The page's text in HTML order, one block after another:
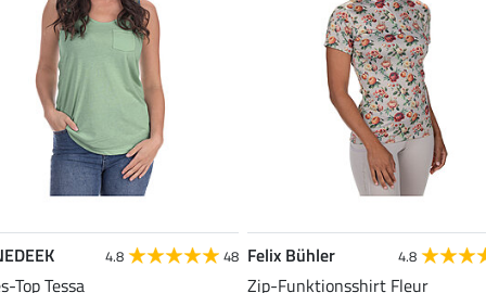
4.8 48
Top Tessa
Felix Bühler 4.8
Zip-Funktionsshirt Fleur